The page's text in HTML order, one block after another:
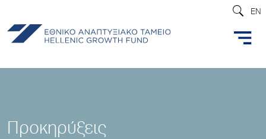
EN
Προκηρύξεις